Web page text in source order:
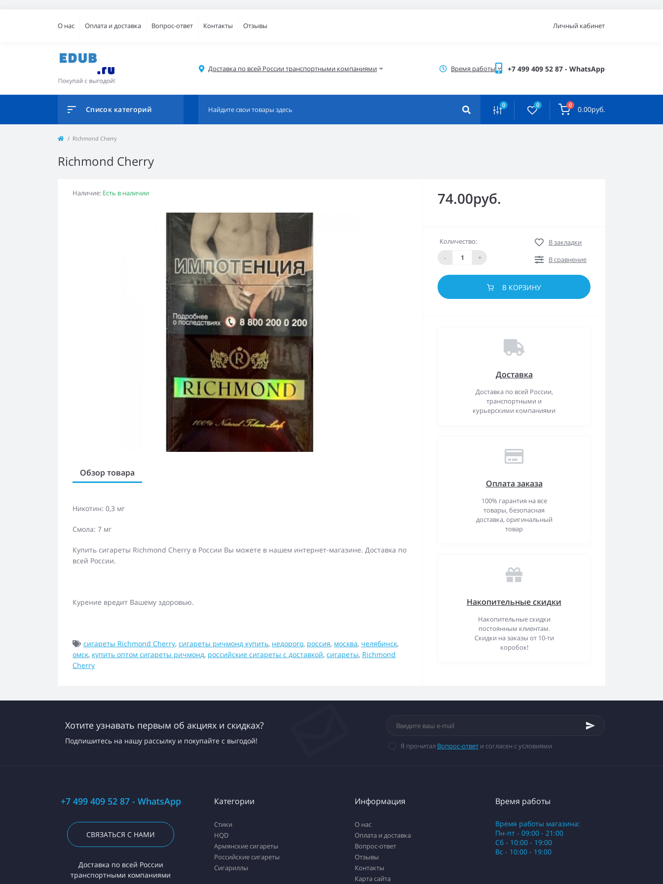
О нас Оплата и доставка Вопрос-ответ Контакты Отзывы Личный кабинет
Доставка по всей России транспортными компаниями Время работы +7 499 409 52 87 - WhatsApp
Список категорий 0 0 0 0.00руб.
Richmond Cherry
Richmond Cherry
Наличие: Есть в наличии
Обзор товара
Никотин: 0,3 мг
Смола: 7 мг
Купить сигареты Richmond Cherry в России Вы можете в нашем интернет-магазине. Доставка по
всей России.
Курение вредит Вашему здоровью.
сигареты Richmond Cherry, сигареты ричмонд купить, недорого, россия, москва, челябинск,
омск, купить оптом сигареты ричмонд, российские сигареты с доставкой, сигареты, Richmond
Cherry
74.00руб.
Количество:
-
+
В закладки
В сравнение
В КОРЗИНУ
Доставка
Доставка по всей России,
транспортными и
курьерскими компаниями
Оплата заказа
100% гарантия на все
товары, безопасная
доставка, оригинальный
товар
Накопительные скидки
Накопительные скидки
постоянным клиентам.
Скидки на заказы от 10-ти
коробок!
Хотите узнавать первым об акциях и скидках?
Подпишитесь на нашу рассылку и покупайте с выгодой!
Я прочитал Вопрос-ответ и согласен с условиями
+7 499 409 52 87 - WhatsApp
СВЯЗАТЬСЯ С НАМИ
Доставка по всей России
транспортными компаниями
Категории
Стики
HQD
Армянские сигареты
Российские сигареты
Сигариллы
Информация
О нас
Оплата и доставка
Вопрос-ответ
Отзывы
Контакты
Карта сайта
Время работы
Время работы магазина:
Пн-пт - 09:00 - 21:00
Сб - 10:00 - 19:00
Вс - 10:00 - 19:00